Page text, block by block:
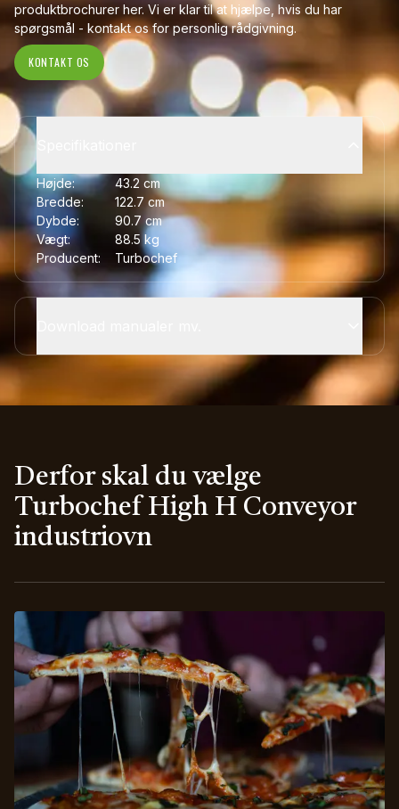
produktbrochurer her. Vi er klar til at hjælpe, hvis du har
spørgsmål - kontakt os for personlig rådgivning.
KONTAKT OS
Højde:
Bredde:
Dybde:
Vægt:
Producent:
43.2 cm
122.7 cm
90.7 cm
88.5 kg
Turbochef
Derfor skal du vælge
Turbochef High H Conveyor
industriovn